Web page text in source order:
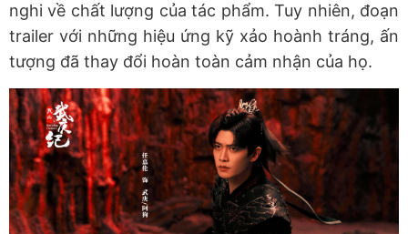
nghi về chất lượng của tác phẩm. Tuy nhiên, đoạn
trailer với những hiệu ứng kỹ xảo hoành tráng, ấn
tượng đã thay đổi hoàn toàn cảm nhận của họ.